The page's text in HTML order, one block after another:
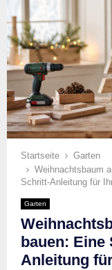
Startseite
Garten
Weihnachtsbaum
Schritt-Anleitung für
Garten
bauen:
Anleitung